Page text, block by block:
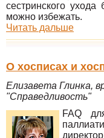
сестринского
можно избежать.
Читать дальше
О хосписах и
Елизавета Глинка,
"Справедливость"
FAQ